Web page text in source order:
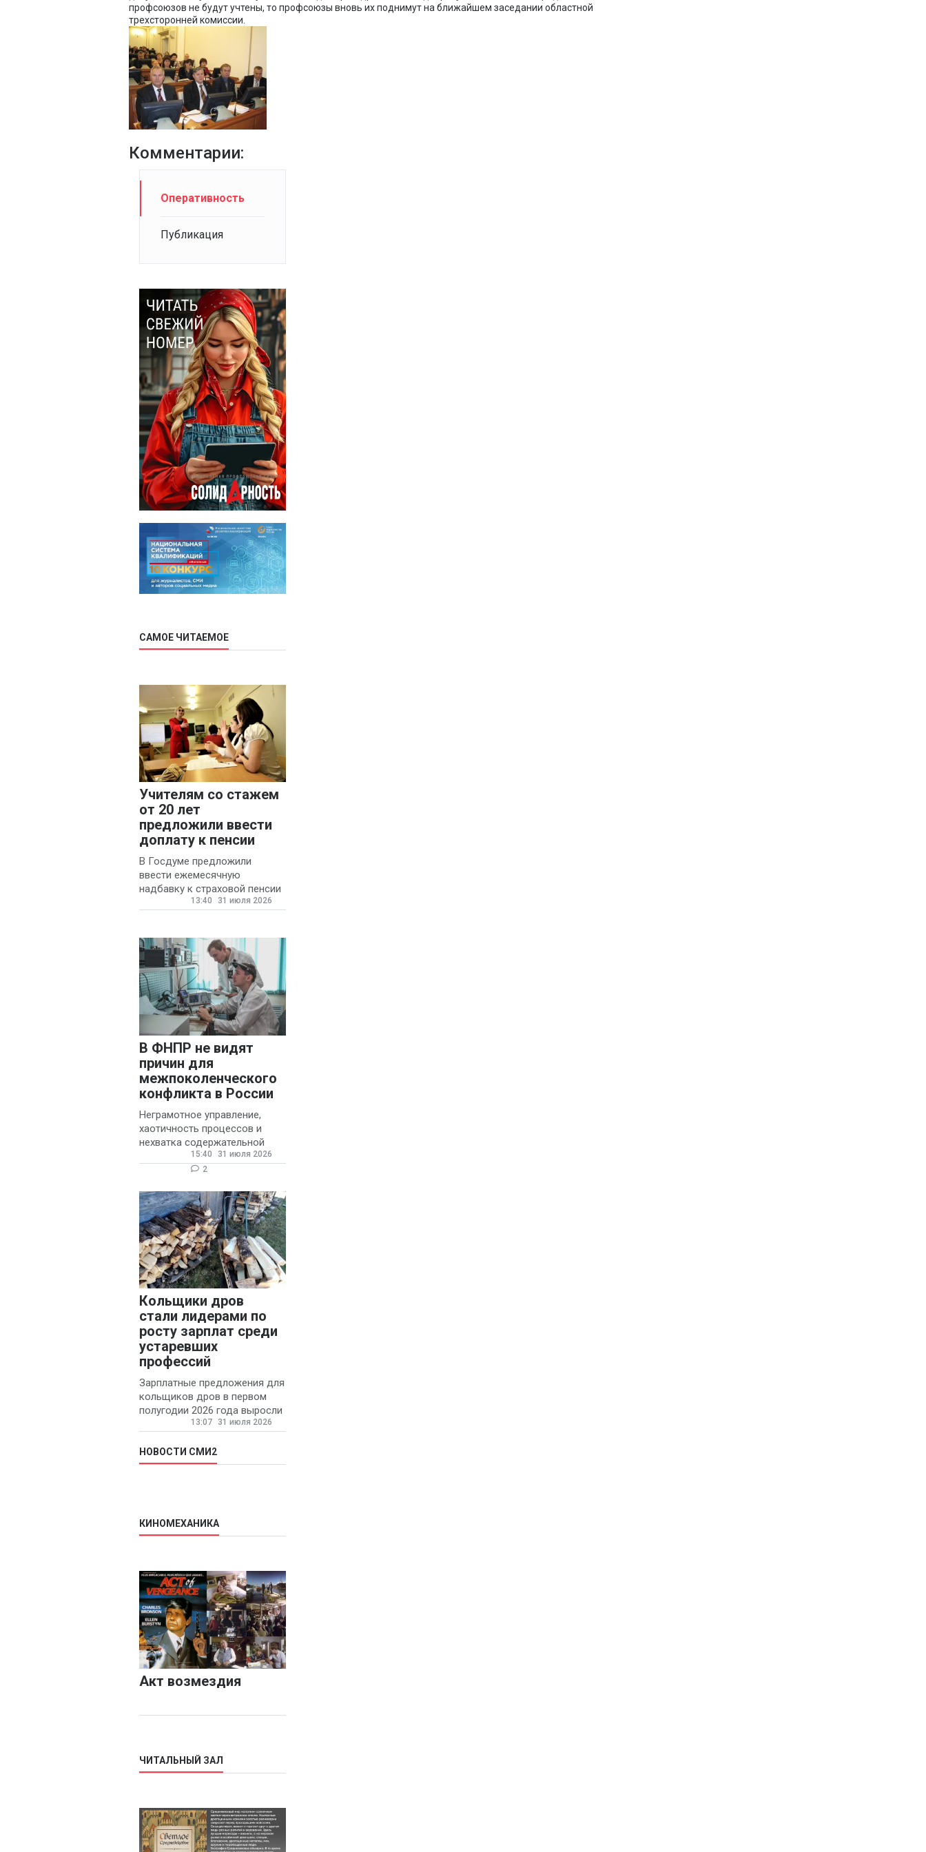
профсоюзов не будут учтены, то профсоюзы вновь их поднимут на ближайшем заседании областной
трехсторонней комиссии.
Комментарии:
Оперативность
Публикация
САМОЕ ЧИТАЕМОЕ
Учителям со стажем
от 20 лет
предложили ввести
доплату к пенсии
В Госдуме предложили
ввести ежемесячную
надбавку к страховой пенсии
для учителей
стажем не менее 20 лет.
13:40 31 июля 2026
В ФНПР не видят
причин для
межпоколенческого
конфликта в России
Неграмотное управление,
хаотичность процессов и
нехватка содержательной
обратной связи от
руководителя являются
конфликтов и раздражения в
15:40
31 июля 2026
2
Кольщики дров
стали лидерами по
росту зарплат среди
устаревших
профессий
Зарплатные предложения для
кольщиков дров в первом
полугодии 2026 года выросли
на 58% - 62 тысяч рублей в
«Прайм».
13:07 31 июля 2026
НОВОСТИ СМИ2
КИНОМЕХАНИКА
Акт возмездия
ЧИТАЛЬНЫЙ ЗАЛ